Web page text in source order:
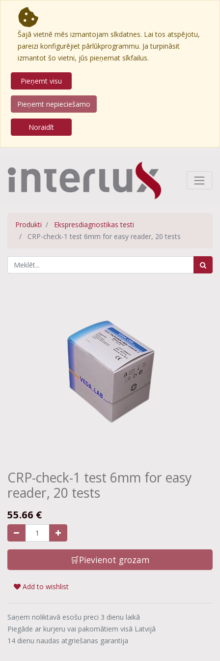
Šajā vietnē mēs izmantojam sīkdatnes. Lai tos atspējotu,
pareizi konfigurējiet pārlūkprogrammu. Ja turpināsit
izmantot šo vietni, jūs pieņemat sīkfailus.
Pieņemt visu
Pieņemt nepieciešamo
Noraidīt
Produkti
Ekspresdiagnostikas testi
CRP-check-1 test 6mm for easy reader, 20 tests
CRP-check-1 test 6mm for easy
reader, 20 tests
55.66 €
🛒Pievienot grozam
Add to wishlist
Saņem noliktavā esošu preci 3 dienu laikā
Piegāde ar kurjeru vai pakomātiem visā Latvijā
14 dienu naudas atgriešanas garantija